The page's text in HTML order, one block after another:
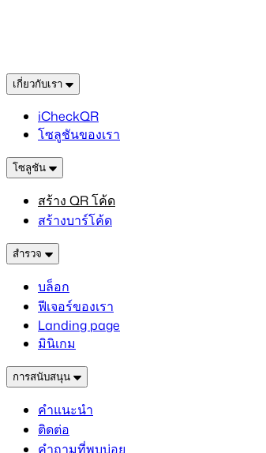
เกี่ยวกับเรา
iCheckQR
โซลูชันของเรา
โซลูชัน
สร้าง QR โค้ด
สร้างบาร์โค้ด
สำรวจ
บล็อก
ฟีเจอร์ของเรา
Landing page
มินิเกม
การสนับสนุน
คำแนะนำ
ติดต่อ
คำถามที่พบบ่อย